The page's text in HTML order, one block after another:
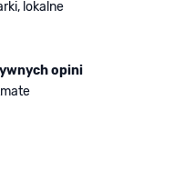
lokalne
opini